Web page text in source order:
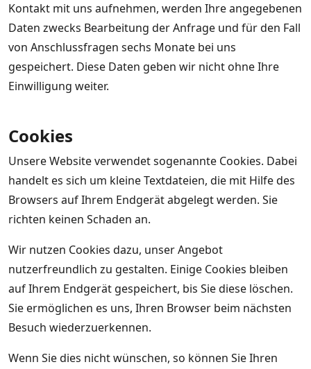
Kontakt mit uns aufnehmen, werden Ihre angegebenen
Daten zwecks Bearbeitung der Anfrage und für den Fall
von Anschlussfragen sechs Monate bei uns
gespeichert. Diese Daten geben wir nicht ohne Ihre
Einwilligung weiter.
Cookies
Unsere Website verwendet sogenannte Cookies. Dabei
handelt es sich um kleine Textdateien, die mit Hilfe des
Browsers auf Ihrem Endgerät abgelegt werden. Sie
richten keinen Schaden an.
Wir nutzen Cookies dazu, unser Angebot
nutzerfreundlich zu gestalten. Einige Cookies bleiben
auf Ihrem Endgerät gespeichert, bis Sie diese löschen.
Sie ermöglichen es uns, Ihren Browser beim nächsten
Besuch wiederzuerkennen.
Wenn Sie dies nicht wünschen, so können Sie Ihren